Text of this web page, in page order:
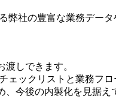
弊社の豊富な業務デー
しできます。
ェックリストと業務フロ
今後の内製化を見据え